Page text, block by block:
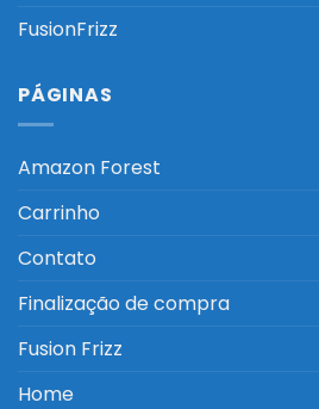
FusionFrizz
PÁGINAS
Amazon Forest
Carrinho
Contato
Finalização de compra
Fusion Frizz
Home